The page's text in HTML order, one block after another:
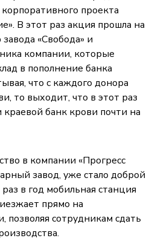
проекта
В этот раз акция прошла на
«Свобода» и
компании, которые
в пополнение банка
что с каждого донора
то выходит, что в этот раз
банк крови почти на
в компании «Прогресс
завод, уже стало доброй
в год мобильная станция
прямо на
позволяя сотрудникам сдать